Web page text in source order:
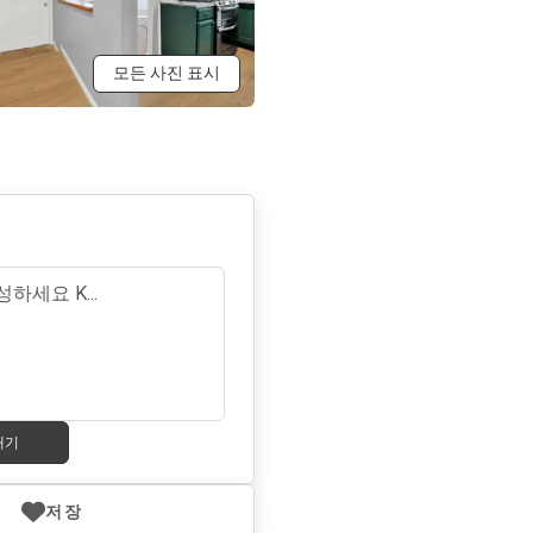
모든 사진 표시
저장